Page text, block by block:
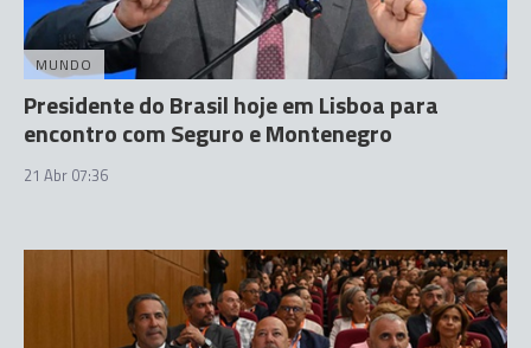
MUNDO
Presidente do Brasil hoje em Lisboa para
encontro com Seguro e Montenegro
21 Abr 07:36